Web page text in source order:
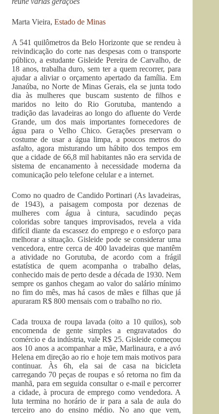
Marta Vieira, Estado de Minas
A 541 quilômetros da Belo Horizonte que se rendeu à
reivindicação do corte nas despesas com o transporte
público, a estudante Gisleide Pereira de Carvalho, de
18 anos, trabalha duro, sem ter a quem recorrer, para
ajudar a aliviar o orçamento apertado da família. Em
Janaúba, no Norte de Minas Gerais, ela se junta todo
dia às mulheres que buscam sustento de filhos e
maridos no leito do Rio Gorutuba, mantendo a
tradição das lavadeiras ao longo do afluente do Verde
Grande, um dos mais importantes fornecedores de
água para o Velho Chico. Gerações preservam o
costume de usar a água limpa, a poucos metros do
asfalto, agora misturando um hábito dos tempos em
que a cidade de 66,8 mil habitantes não era servida de
sistema de encanamento à necessidade moderna da
comunicação pelo telefone celular e a internet.
Como no quadro de Candido Portinari (As lavadeiras,
de 1943), a paisagem composta por dezenas de
mulheres com água à cintura, sacudindo peças
coloridas sobre tanques improvisados, revela a vida
difícil diante da escassez do emprego e o esforço para
melhorar a situação. Gisleide pode se considerar uma
vencedora, entre cerca de 400 lavadeiras que mantêm
a atividade no Gorutuba, de acordo com a frágil
estatística de quem acompanha o trabalho delas,
conhecido mais de perto desde a década de 1930. Nem
sempre os ganhos chegam ao valor do salário mínimo
no fim do mês, mas há casos de mães e filhas que já
apuraram R$ 800 mensais com o trabalho no rio.
Cada trouxa de roupa lavada (oito a 10 quilos), sob
encomenda de gente simples a engravatados do
comércio e da indústria, vale R$ 25. Gisleide começou
aos 10 anos a acompanhar a mãe, Marlinaura, e a avó
Helena em direção ao rio e hoje tem mais motivos para
continuar. Às 6h, ela sai de casa na bicicleta
carregando 70 peças de roupas e só retorna no fim da
manhã, para em seguida consultar o e-mail e percorrer
a cidade, à procura de emprego como vendedora. A
luta termina no horário de ir para a sala de aula do
terceiro ano do ensino médio. No ano que vem,